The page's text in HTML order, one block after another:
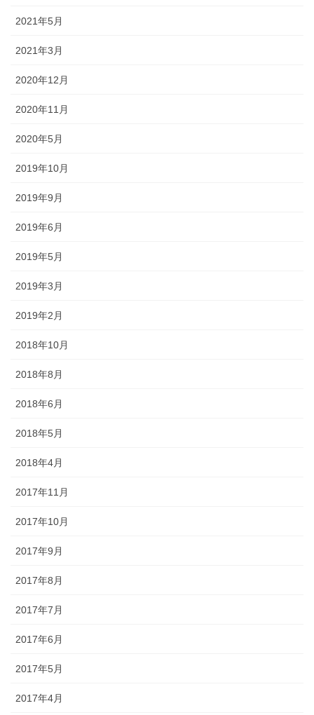
2021年5月
2021年3月
2020年12月
2020年11月
2020年5月
2019年10月
2019年9月
2019年6月
2019年5月
2019年3月
2019年2月
2018年10月
2018年8月
2018年6月
2018年5月
2018年4月
2017年11月
2017年10月
2017年9月
2017年8月
2017年7月
2017年6月
2017年5月
2017年4月